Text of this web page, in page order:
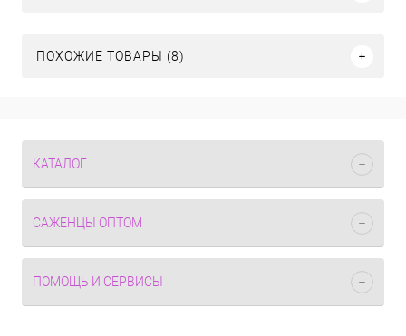
ПОХОЖИЕ ТОВАРЫ (8)
КАТАЛОГ
САЖЕНЦЫ ОПТОМ
ПОМОЩЬ И СЕРВИСЫ